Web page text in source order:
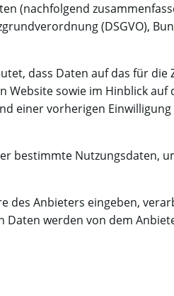
(nachfolgend
(DSGVO),
dass Daten auf das für
sowie im Hinblick
einer vorherigen
bestimmte Nutzungsdaten,
Anbieters eingeben,
werden von dem